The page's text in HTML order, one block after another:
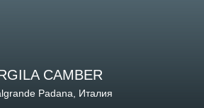
CAMBER
Padana, Италия